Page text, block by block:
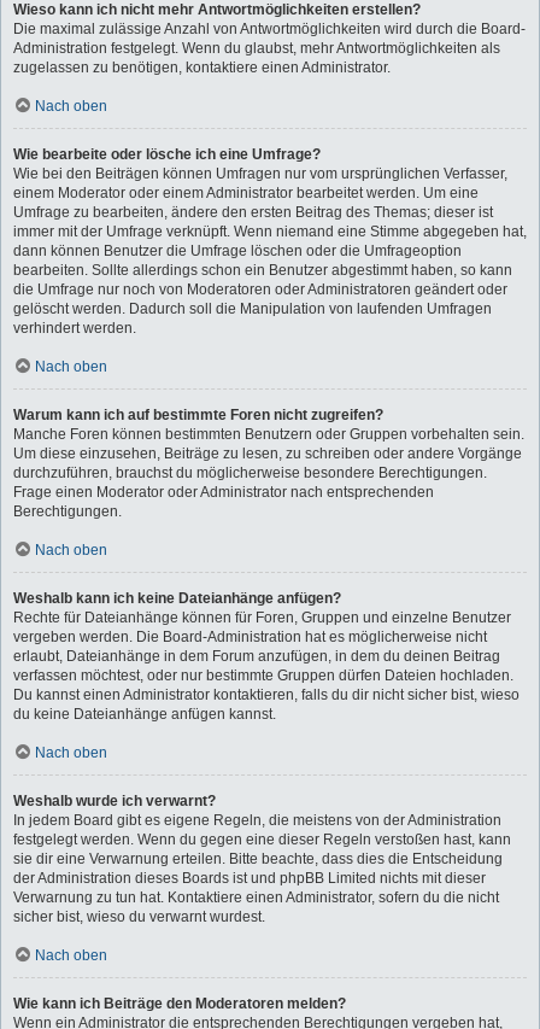
Wieso kann ich nicht mehr Antwortmöglichkeiten erstellen?
Die maximal zulässige Anzahl von Antwortmöglichkeiten wird durch die Board-
Administration festgelegt. Wenn du glaubst, mehr Antwortmöglichkeiten als
zugelassen zu benötigen, kontaktiere einen Administrator.
Nach oben
Wie bearbeite oder lösche ich eine Umfrage?
Wie bei den Beiträgen können Umfragen nur vom ursprünglichen Verfasser,
einem Moderator oder einem Administrator bearbeitet werden. Um eine
Umfrage zu bearbeiten, ändere den ersten Beitrag des Themas; dieser ist
immer mit der Umfrage verknüpft. Wenn niemand eine Stimme abgegeben hat,
dann können Benutzer die Umfrage löschen oder die Umfrageoption
bearbeiten. Sollte allerdings schon ein Benutzer abgestimmt haben, so kann
die Umfrage nur noch von Moderatoren oder Administratoren geändert oder
gelöscht werden. Dadurch soll die Manipulation von laufenden Umfragen
verhindert werden.
Nach oben
Warum kann ich auf bestimmte Foren nicht zugreifen?
Manche Foren können bestimmten Benutzern oder Gruppen vorbehalten sein.
Um diese einzusehen, Beiträge zu lesen, zu schreiben oder andere Vorgänge
durchzuführen, brauchst du möglicherweise besondere Berechtigungen.
Frage einen Moderator oder Administrator nach entsprechenden
Berechtigungen.
Nach oben
Weshalb kann ich keine Dateianhänge anfügen?
Rechte für Dateianhänge können für Foren, Gruppen und einzelne Benutzer
vergeben werden. Die Board-Administration hat es möglicherweise nicht
erlaubt, Dateianhänge in dem Forum anzufügen, in dem du deinen Beitrag
verfassen möchtest, oder nur bestimmte Gruppen dürfen Dateien hochladen.
Du kannst einen Administrator kontaktieren, falls du dir nicht sicher bist, wieso
du keine Dateianhänge anfügen kannst.
Nach oben
Weshalb wurde ich verwarnt?
In jedem Board gibt es eigene Regeln, die meistens von der Administration
festgelegt werden. Wenn du gegen eine dieser Regeln verstoßen hast, kann
sie dir eine Verwarnung erteilen. Bitte beachte, dass dies die Entscheidung
der Administration dieses Boards ist und phpBB Limited nichts mit dieser
Verwarnung zu tun hat. Kontaktiere einen Administrator, sofern du die nicht
sicher bist, wieso du verwarnt wurdest.
Nach oben
Wie kann ich Beiträge den Moderatoren melden?
Wenn ein Administrator die entsprechenden Berechtigungen vergeben hat,